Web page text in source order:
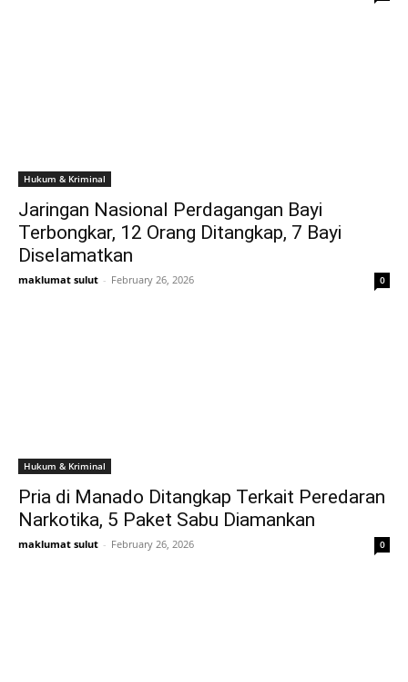
Hukum & Kriminal
Jaringan Nasional Perdagangan Bayi
Terbongkar, 12 Orang Ditangkap, 7 Bayi
Diselamatkan
maklumat sulut - February 26, 2026 0
Hukum & Kriminal
Pria di Manado Ditangkap Terkait Peredaran
Narkotika, 5 Paket Sabu Diamankan
maklumat sulut - February 26, 2026 0